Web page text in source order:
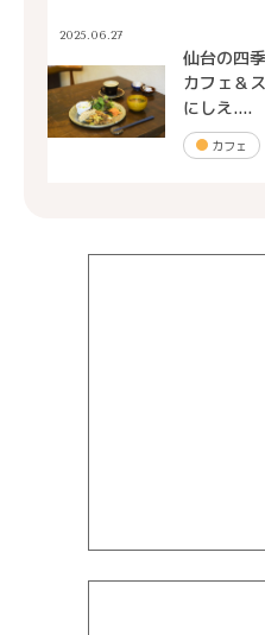
2025.06.27
仙台の四
カフェ＆
にしえ....
カフェ